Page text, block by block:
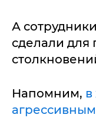
А
сделали
Напомним, в